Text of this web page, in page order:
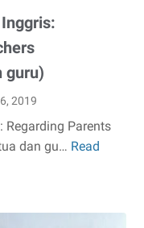
guru)
2019
Regarding Parents
dan gu… Read